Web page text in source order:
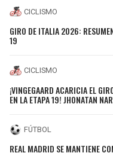
CICLISMO
GIRO DE ITALIA 2026:
19
CICLISMO
¡VINGEGAARD ACARICIA EL
EN LA ETAPA 19! JHONATAN
FÚTBOL
REAL MADRID SE MANTIENE